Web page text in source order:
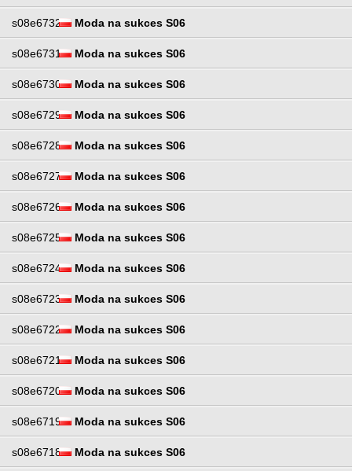
s08e6732 Moda na sukces S06
s08e6731 Moda na sukces S06
s08e6730 Moda na sukces S06
s08e6729 Moda na sukces S06
s08e6728 Moda na sukces S06
s08e6727 Moda na sukces S06
s08e6726 Moda na sukces S06
s08e6725 Moda na sukces S06
s08e6724 Moda na sukces S06
s08e6723 Moda na sukces S06
s08e6722 Moda na sukces S06
s08e6721 Moda na sukces S06
s08e6720 Moda na sukces S06
s08e6719 Moda na sukces S06
s08e6718 Moda na sukces S06